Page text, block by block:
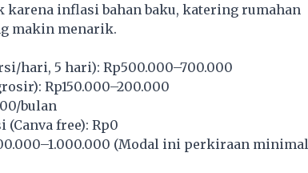
karena inflasi bahan baku, katering rumahan
makin menarik.
hari, 5 hari): Rp500.000–700.000
Rp150.000–200.000
bulan
free): Rp0
(Modal ini perkiraan minimal